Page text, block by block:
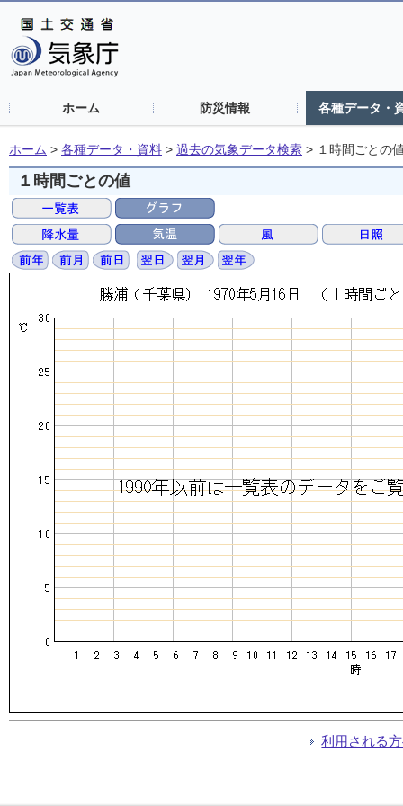
ホーム 防災情報 各種データ・
ホーム > 各種データ・資料 > 過去の気象データ検索 > １時間ごとの
１時間ごとの値
利用される